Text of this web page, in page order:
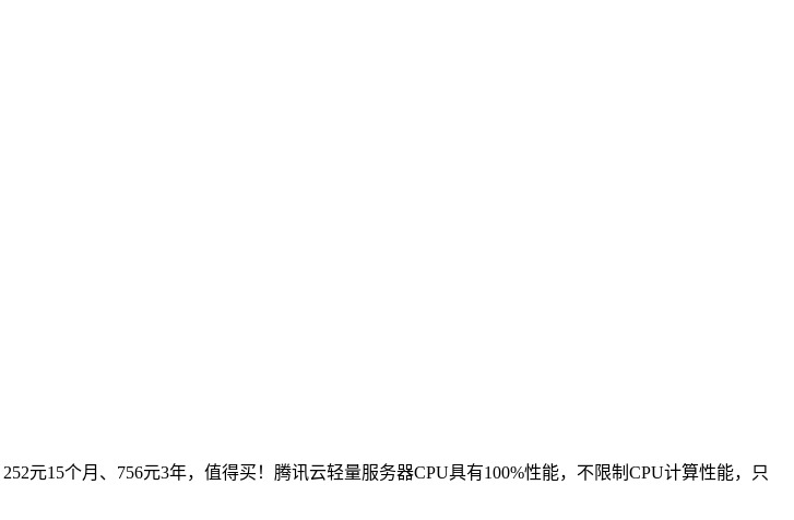
元15个月、756元3年，值得买！腾讯云轻量服务器CPU具有100%性能，不限制CPU计算性能，只